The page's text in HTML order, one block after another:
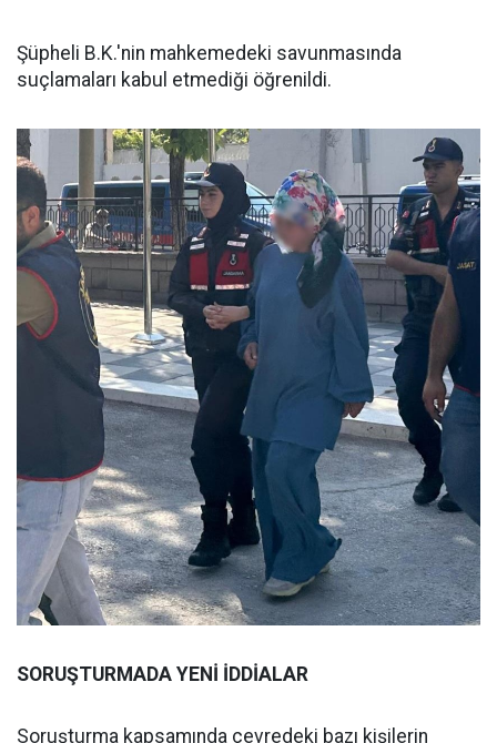
Şüpheli B.K.'nin mahkemedeki savunmasında
suçlamaları kabul etmediği öğrenildi.
SORUŞTURMADA YENİ İDDİALAR
Soruşturma kapsamında çevredeki bazı kişilerin